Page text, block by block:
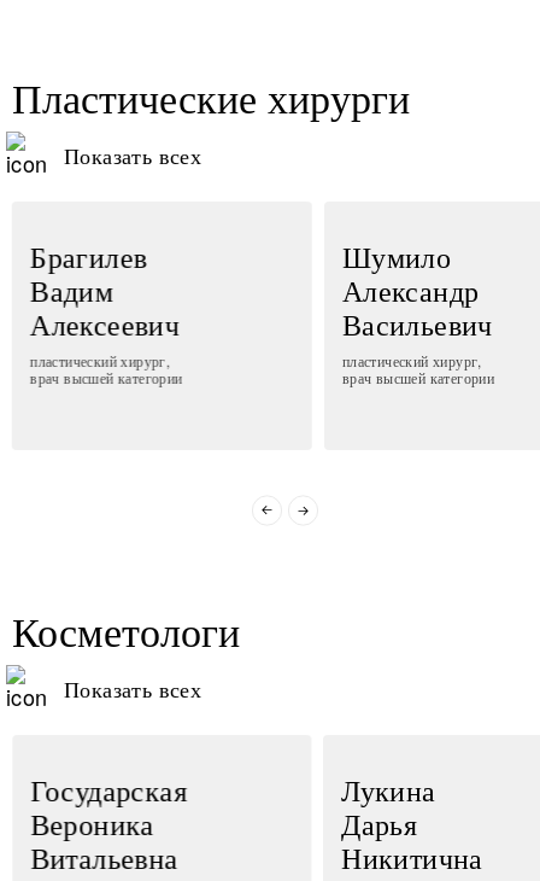
Пластические хирурги
Показать всех
Брагилев
Вадим
Алексеевич
пластический хирург,
врач высшей категории
Шумило
Александр
Васильевич
пластический хирург,
врач высшей категории
Косметологи
Показать всех
Государская
Вероника
Витальевна
Лукина
Дарья
Никитична